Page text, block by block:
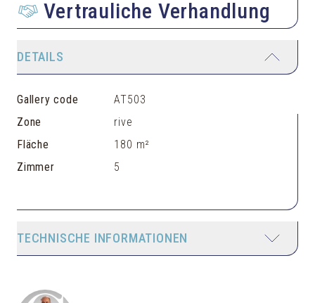
Vertrauliche Verhandlung
DETAILS
Gallery code
AT503
Zone
rive
Fläche
180 m²
Zimmer
5
TECHNISCHE INFORMATIONEN